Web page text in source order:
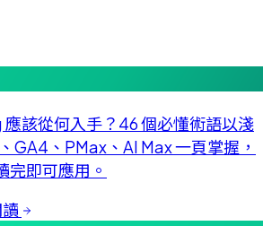
該從何入手？46 個必懂術語以淺
GA4、PMax、AI Max 一頁掌握，
完即可應用。